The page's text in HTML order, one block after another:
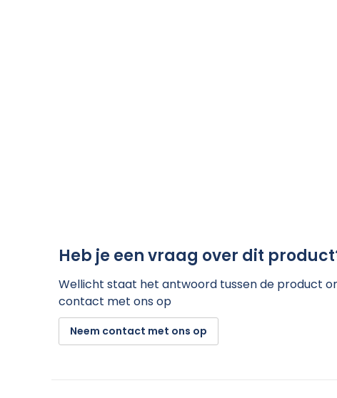
Heb je een vraag over dit
Wellicht staat het antwoord tussen de product
contact met ons op
Neem contact met ons op